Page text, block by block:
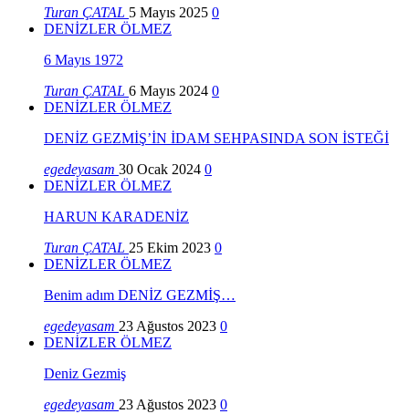
Turan ÇATAL 5 Mayıs 2025 0
DENİZLER ÖLMEZ
6 Mayıs 1972
Turan ÇATAL 6 Mayıs 2024 0
DENİZLER ÖLMEZ
DENİZ GEZMİŞ’İN İDAM SEHPASINDA SON İSTEĞİ
egedeyasam 30 Ocak 2024 0
DENİZLER ÖLMEZ
HARUN KARADENİZ
Turan ÇATAL 25 Ekim 2023 0
DENİZLER ÖLMEZ
Benim adım DENİZ GEZMİŞ…
egedeyasam 23 Ağustos 2023 0
DENİZLER ÖLMEZ
Deniz Gezmiş
egedeyasam 23 Ağustos 2023 0